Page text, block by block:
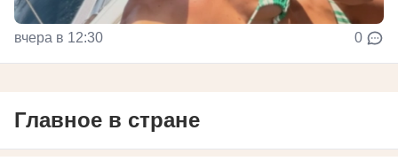
вчера в 12:30 0
Главное в стране